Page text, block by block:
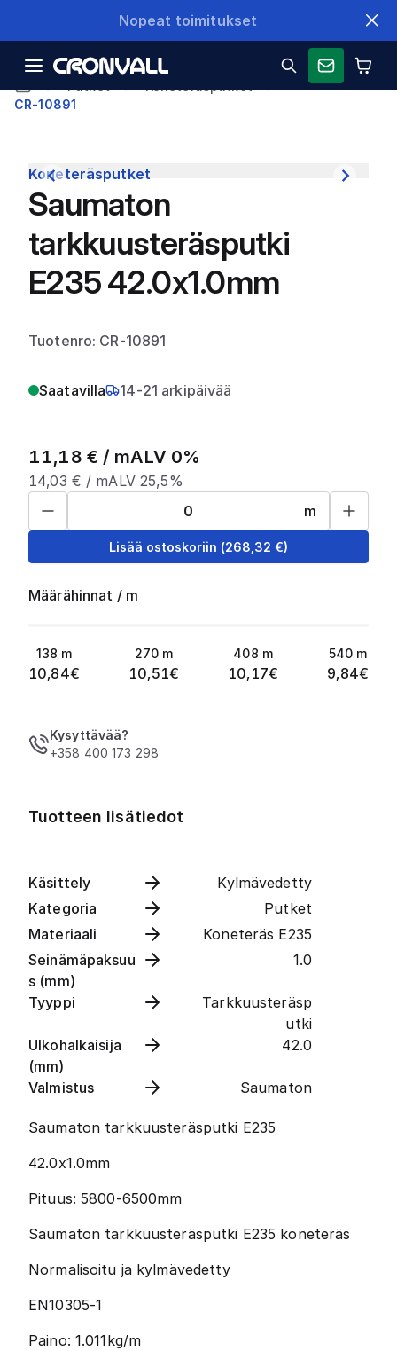
Nopeat toimitukset
CR-10891
Koneteräsputket
Saumaton
tarkkuusteräsputki
E235 42.0x1.0mm
Tuotenro: CR-10891
Saatavilla 14-21 arkipäivää
11,18 € / mALV 0%
14,03 € / mALV 25,5%
m
Lisää ostoskoriin (268,32 €)
Määrähinnat / m
138 m
10,84€
270 m
10,51€
408 m
10,17€
540 m
9,84€
Kysyttävää?
+358 400 173 298
Tuotteen lisätiedot
Käsittely
Kylmävedetty
Kategoria
Putket
Materiaali
Koneteräs E235
Seinämäpaksuu
s (mm)
1.0
Tyyppi
Tarkkuusteräsp
utki
Ulkohalkaisija
(mm)
42.0
Valmistus Saumaton
Saumaton tarkkuusteräsputki E235
42.0x1.0mm
Pituus: 5800-6500mm
Saumaton tarkkuusteräsputki E235 koneteräs
Normalisoitu ja kylmävedetty
EN10305-1
Paino: 1.011kg/m